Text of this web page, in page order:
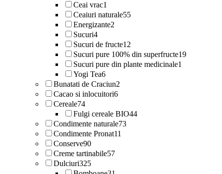
Ceai vrac1
Ceaiuri naturale55
Energizante2
Sucuri4
Sucuri de fructe12
Sucuri pure 100% din superfructe19
Sucuri pure din plante medicinale1
Yogi Tea6
Bunatati de Craciun2
Cacao si inlocuitori6
Cereale74
Fulgi cereale BIO44
Condimente naturale73
Condimente Pronat11
Conserve90
Creme tartinabile57
Dulciuri325